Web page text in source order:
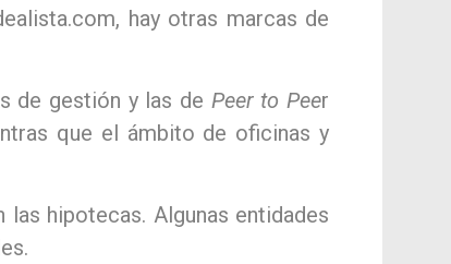
hay otras marcas de
de gestión y las de Peer to Peer
que el ámbito de oficinas y
hipotecas. Algunas entidades